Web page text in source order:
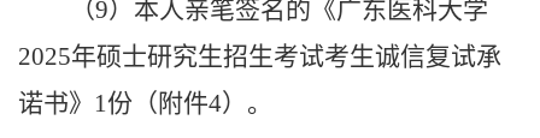
（9）本人亲笔签名的《广东医科大学
2025年硕士研究生招生考试考生诚信复试承
诺书》 1份（附件4） 。